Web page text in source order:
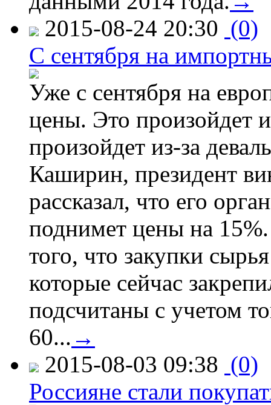
2015-08-24 20:30 (0)
C сентября на
Уже с сентября на
цены. Это произойдет
произойдет из-за
Каширин, президент
рассказал, что его
поднимет цены на
того, что закупки
которые сейчас
подсчитаны с учетом
60... →
2015-08-03 09:38 (0)
Россияне стали